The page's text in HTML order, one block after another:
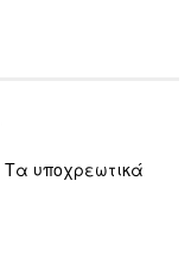
Τα υποχρεωτικά